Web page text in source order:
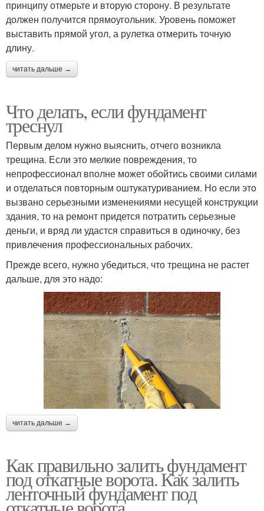
принципу отмерьте и вторую сторону. В результате
должен получится прямоугольник. Уровень поможет
выставить прямой угол, а рулетка отмерить точную
длину.
читать дальше →
Что делать, если фундамент
треснул
Первым делом нужно выяснить, отчего возникла
трещина. Если это мелкие повреждения, то
непрофессионал вполне может обойтись своими силами
и отделаться повторным оштукатуриванием. Но если это
вызвано серьезными изменениями несущей конструкции
здания, то на ремонт придется потратить серьезные
деньги, и вряд ли удастся справиться в одиночку, без
привлечения профессиональных рабочих.
Прежде всего, нужно убедиться, что трещина не растет
дальше, для это надо:
читать дальше →
Как правильно залить фундамент
под откатные ворота. Как залить
ленточный фундамент под